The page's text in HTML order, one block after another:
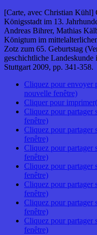
[Carte, avec Christian Kühl]
Königsstadt im 13.
Andreas Bihrer, Mathias
Königtum im
Zotz zum 65. Geburtstag
geschichtliche
Stuttgart 2009, pp. 341-358.
Cliquez pour envoyer
nouvelle fenêtre)
Cliquer pour
Cliquez pour partager
fenêtre)
Cliquez pour partager
fenêtre)
Cliquez pour partager
fenêtre)
Cliquez pour partager
fenêtre)
Cliquez pour partager
fenêtre)
Cliquez pour partager
fenêtre)
Cliquez pour partager
fenêtre)